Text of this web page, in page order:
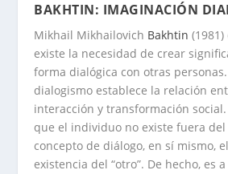
BAKHTIN: IMAGINACIÓN
Mikhail Mikhailovich Bakhtin
existe la necesidad de crear
forma dialógica con otras
dialogismo establece la relación
interacción y transformación
que el individuo no existe fuera del
concepto de diálogo, en sí mismo,
existencia del “otro”. De hecho, es